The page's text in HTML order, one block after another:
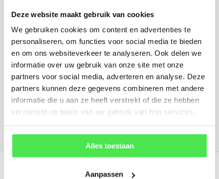
Deze website maakt gebruik van cookies
We gebruiken cookies om content en advertenties te
personaliseren, om functies voor social media te bieden
en om ons websiteverkeer te analyseren. Ook delen we
informatie over uw gebruik van onze site met onze
partners voor social media, adverteren en analyse. Deze
partners kunnen deze gegevens combineren met andere
informatie die u aan ze heeft verstrekt of die ze hebben
verzameld op basis van uw gebruik van hun services.
Alles toestaan
Aanpassen
boom er ongeveer eruit ziet? We
kunnen u een foto sturen.
info@tuinplantenbezorgd.nl
06 45 601 508 (tijdelijk niet bereikbaar)
Recent bekeken